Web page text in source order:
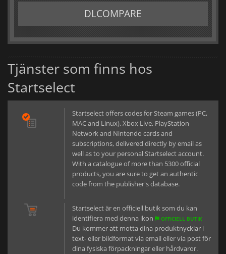
DLCOMPARE
Tjänster som finns hos
Startselect
Startselect offers codes for Steam games (PC,
MAC and Linux), Xbox Live, PlayStation
Network and Nintendo cards and
subscriptions, delivered directly by email as
well as to your personal Startselect account.
With a catalogue of more than 5300 official
products, you are sure to get an authentic
code from the publisher's database.
Startselect är en officiell butik som du kan
identifiera med denna ikon
OFFICIELL BUTIK
Du kommer att motta dina produktnycklar i
text- eller bildformat via email eller via post för
dina fysiska förpackningar eller hårdvaror.